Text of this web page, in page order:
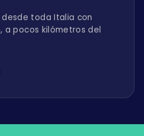
toda Italia con
a pocos kilómetros del